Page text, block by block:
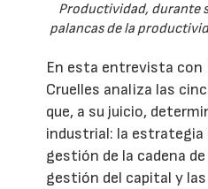
Productividad, durante
palancas de la
En esta entrevista con
Cruelles analiza las
que, a su juicio,
industrial: la estrategia
gestión de la cadena
gestión del capital y